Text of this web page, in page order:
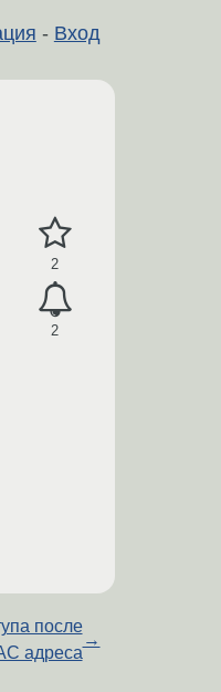
- Вход
2
2
после
адреса
→